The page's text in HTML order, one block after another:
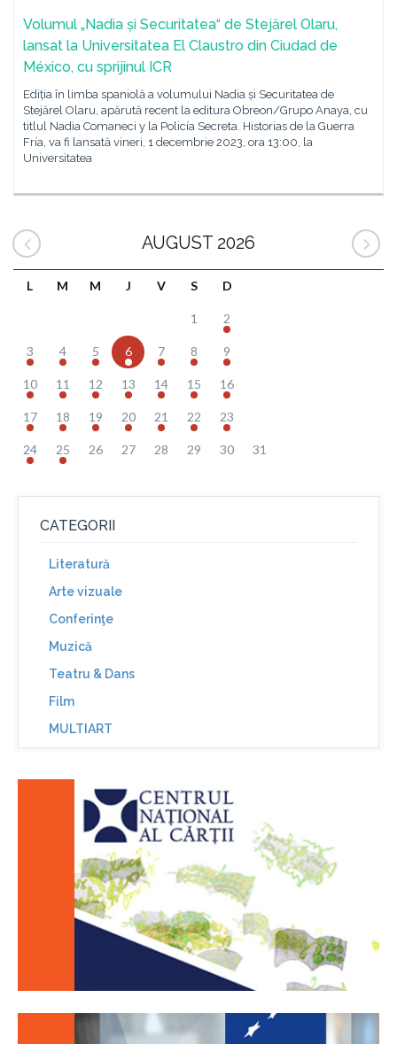
Volumul „Nadia și Securitatea“ de Stejărel Olaru,
lansat la Universitatea El Claustro din Ciudad de
México, cu sprijinul ICR
Ediția în limba spaniolă a volumului Nadia și Securitatea de
Stejărel Olaru, apărută recent la editura Obreon/Grupo Anaya, cu
titlul Nadia Comaneci y la Policía Secreta. Historias de la Guerra
Fría, va fi lansată vineri, 1 decembrie 2023, ora 13:00, la
Universitatea
AUGUST 2026
L M M J V S D
1 2
3 4 5 6 7 8 9
10 11 12 13 14 15 16
17 18 19 20 21 22 23
24 25 26 27 28 29 30 31
CATEGORII
Literatură
Arte vizuale
Conferinţe
Muzică
Teatru & Dans
Film
MULTIART